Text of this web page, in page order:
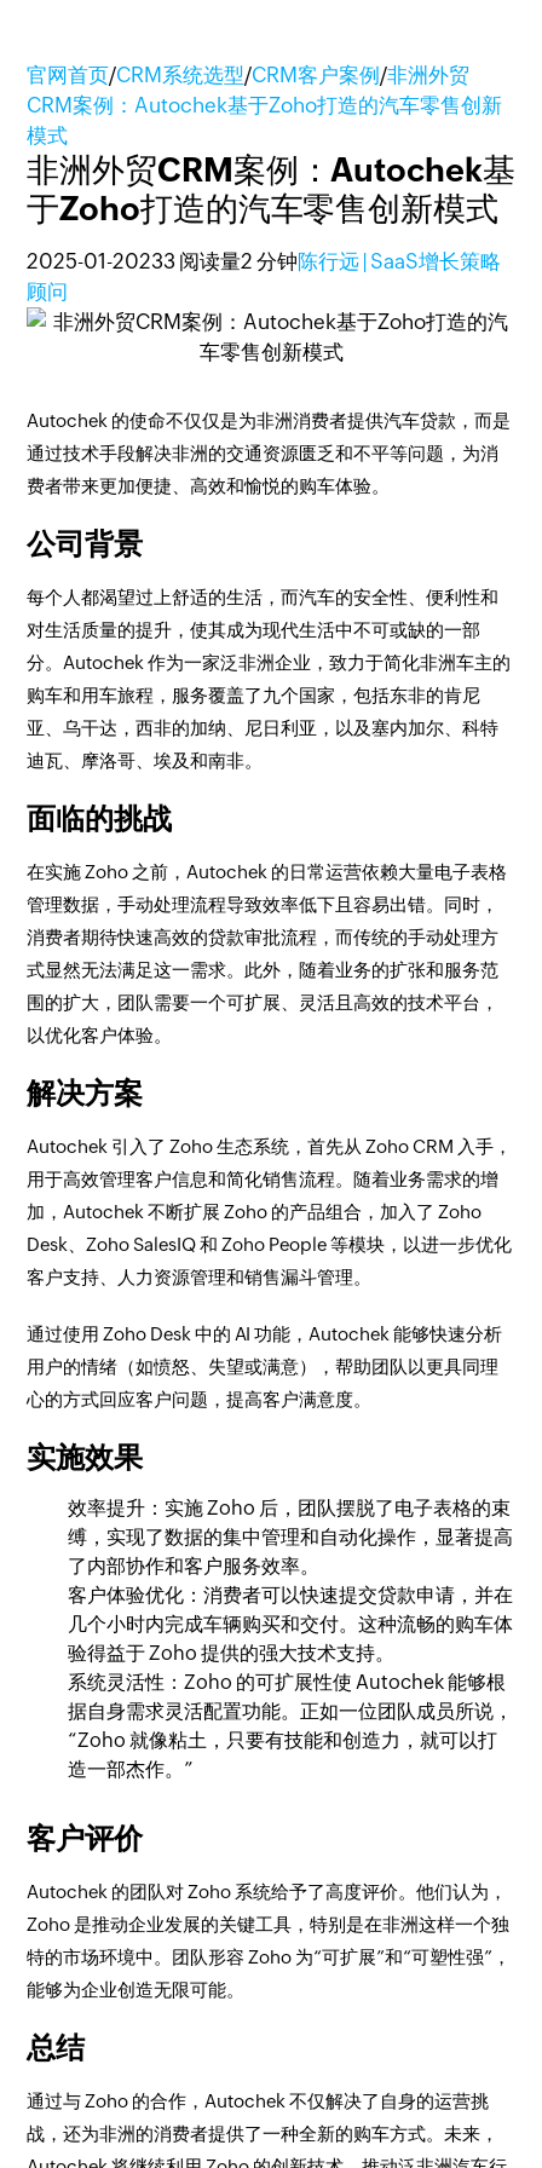
官网首页/CRM系统选型/CRM客户案例/非洲外贸
CRM案例：Autochek基于Zoho打造的汽车零售创新
模式
非洲外贸CRM案例：Autochek基
于Zoho打造的汽车零售创新模式
2025-01-20233 阅读量2 分钟陈行远 | SaaS增长策略
顾问
Autochek 的使命不仅仅是为非洲消费者提供汽车贷款，而是
通过技术手段解决非洲的交通资源匮乏和不平等问题，为消
费者带来更加便捷、高效和愉悦的购车体验。
公司背景
每个人都渴望过上舒适的生活，而汽车的安全性、便利性和
对生活质量的提升，使其成为现代生活中不可或缺的一部
分。Autochek 作为一家泛非洲企业，致力于简化非洲车主的
购车和用车旅程，服务覆盖了九个国家，包括东非的肯尼
亚、乌干达，西非的加纳、尼日利亚，以及塞内加尔、科特
迪瓦、摩洛哥、埃及和南非。
面临的挑战
在实施 Zoho 之前，Autochek 的日常运营依赖大量电子表格
管理数据，手动处理流程导致效率低下且容易出错。同时，
消费者期待快速高效的贷款审批流程，而传统的手动处理方
式显然无法满足这一需求。此外，随着业务的扩张和服务范
围的扩大，团队需要一个可扩展、灵活且高效的技术平台，
以优化客户体验。
解决方案
Autochek 引入了 Zoho 生态系统，首先从 Zoho CRM 入手，
用于高效管理客户信息和简化销售流程。随着业务需求的增
加，Autochek 不断扩展 Zoho 的产品组合，加入了 Zoho
Desk、Zoho SalesIQ 和 Zoho People 等模块，以进一步优化
客户支持、人力资源管理和销售漏斗管理。
通过使用 Zoho Desk 中的 AI 功能，Autochek 能够快速分析
用户的情绪（如愤怒、失望或满意），帮助团队以更具同理
心的方式回应客户问题，提高客户满意度。
实施效果
效率提升：实施 Zoho 后，团队摆脱了电子表格的束
缚，实现了数据的集中管理和自动化操作，显著提高
了内部协作和客户服务效率。
客户体验优化：消费者可以快速提交贷款申请，并在
几个小时内完成车辆购买和交付。这种流畅的购车体
验得益于 Zoho 提供的强大技术支持。
系统灵活性：Zoho 的可扩展性使 Autochek 能够根
据自身需求灵活配置功能。正如一位团队成员所说，
“Zoho 就像粘土，只要有技能和创造力，就可以打
造一部杰作。”
客户评价
Autochek 的团队对 Zoho 系统给予了高度评价。他们认为，
Zoho 是推动企业发展的关键工具，特别是在非洲这样一个独
特的市场环境中。团队形容 Zoho 为“可扩展”和“可塑性强”，
能够为企业创造无限可能。
总结
通过与 Zoho 的合作，Autochek 不仅解决了自身的运营挑
战，还为非洲的消费者提供了一种全新的购车方式。未来，